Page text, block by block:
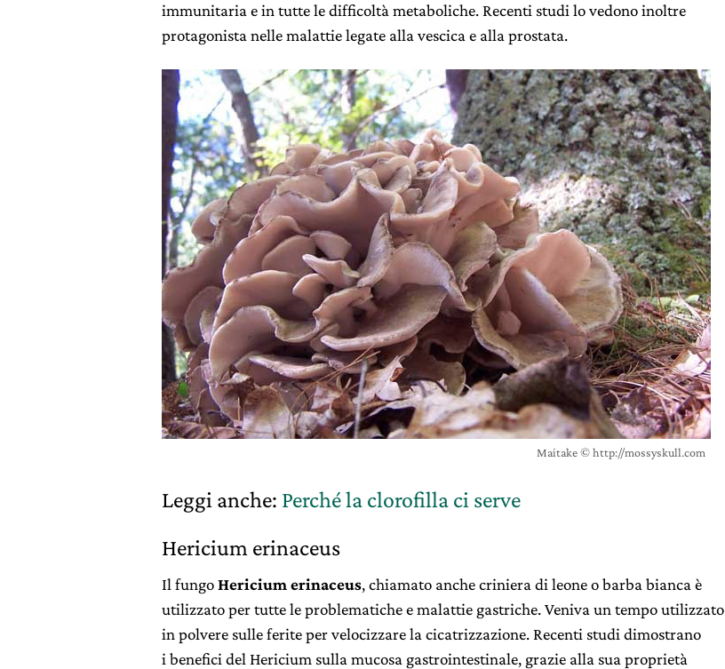
immunitaria e in tutte le difficoltà metaboliche. Recenti studi lo vedono inoltre
protagonista nelle malattie legate alla vescica e alla prostata.
Maitake © http://mossyskull.com
Leggi anche: Perché la clorofilla ci serve
Hericium erinaceus
Il fungoHericium erinaceus, chiamato anche criniera di leone o barba bianca è
utilizzato per tutte le problematiche e malattie gastriche. Veniva un tempo utilizzato
in polvere sulle ferite per velocizzare la cicatrizzazione. Recenti studi dimostrano
i benefici del Hericium sulla mucosa gastrointestinale, grazie alla sua proprietà